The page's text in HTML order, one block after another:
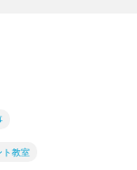
ト教室